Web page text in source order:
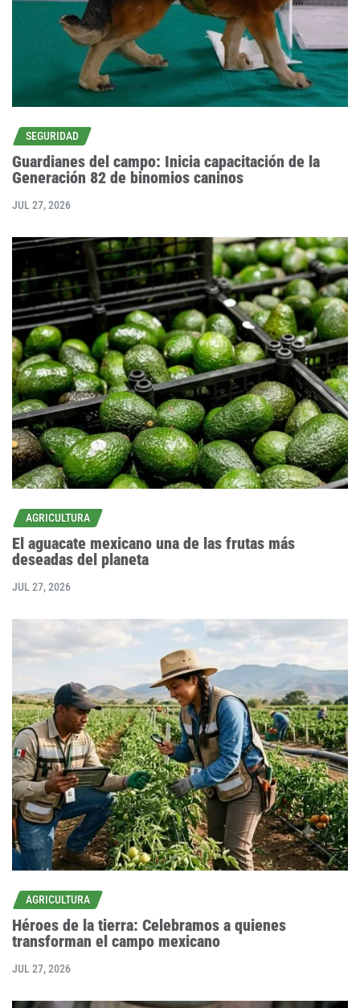
SEGURIDAD
Guardianes del campo: Inicia capacitación de la
Generación 82 de binomios caninos
JUL 27, 2026
AGRICULTURA
El aguacate mexicano una de las frutas más
deseadas del planeta
JUL 27, 2026
AGRICULTURA
Héroes de la tierra: Celebramos a quienes
transforman el campo mexicano
JUL 27, 2026